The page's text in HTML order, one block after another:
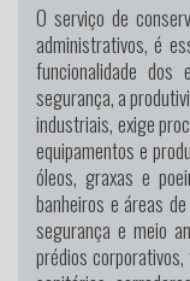
O serviço de
administrativos, é
funcionalidade dos
segurança, a
industriais, exige
equipamentos e
óleos, graxas e
banheiros e áreas
segurança e meio
prédios